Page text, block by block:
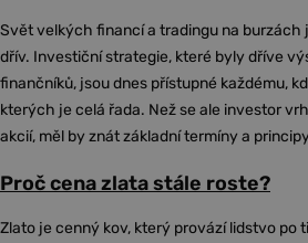
Svět velkých financí a tradingu na burzách
dřív. Investiční strategie, které byly dříve
finančníků, jsou dnes přístupné každému,
kterých je celá řada. Než se ale investor
akcií, měl by znát základní termíny a
Proč cena zlata stále roste?
Zlato je cenný kov, který provází lidstvo po